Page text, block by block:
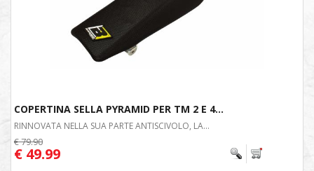
COPERTINA SELLA PYRAMID PER TM 2 E 4...
RINNOVATA NELLA SUA PARTE ANTISCIVOLO, LA...
€ 79.90
€ 49.99